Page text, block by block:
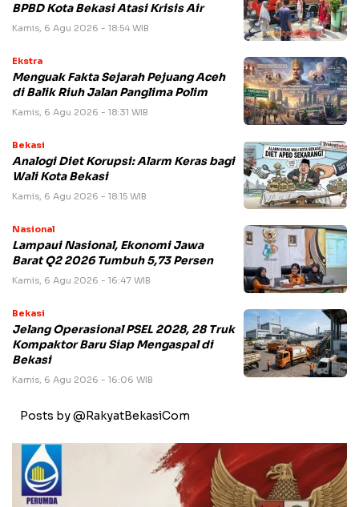
BPBD Kota Bekasi Atasi Krisis Air
Kamis, 6 Agu 2026 - 18:54 WIB
Ekstra
Menguak Fakta Sejarah Pejuang Aceh
di Balik Riuh Jalan Panglima Polim
Kamis, 6 Agu 2026 - 18:31 WIB
Bekasi
Analogi Diet Korupsi: Alarm Keras bagi
Wali Kota Bekasi
Kamis, 6 Agu 2026 - 18:15 WIB
Nasional
Lampaui Nasional, Ekonomi Jawa
Barat Q2 2026 Tumbuh 5,73 Persen
Kamis, 6 Agu 2026 - 16:47 WIB
Bekasi
Jelang Operasional PSEL 2028, 28 Truk
Kompaktor Baru Siap Mengaspal di
Bekasi
Kamis, 6 Agu 2026 - 16:06 WIB
Posts by @RakyatBekasiCom